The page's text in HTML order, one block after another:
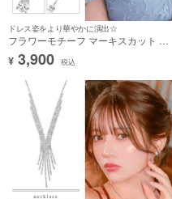
ドレス姿をより華やかに演出☆
フラワーモチーフ マーキスカット キ
ラキラビジュー アクセサリー 2点セ
ット [ネックレス＋ピアス]
¥ 3,900 税込